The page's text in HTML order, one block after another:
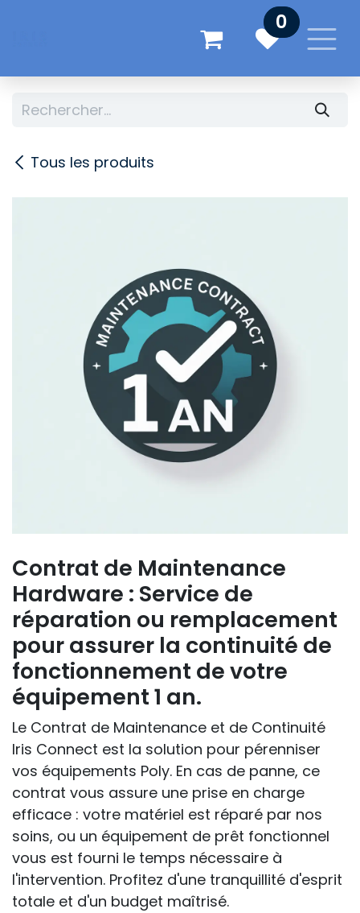
0
Tous les produits
Contrat de Maintenance
Hardware : Service de
réparation ou remplacement
pour assurer la continuité de
fonctionnement de votre
équipement 1 an.
Le Contrat de Maintenance et de Continuité
Iris Connect est la solution pour pérenniser
vos équipements Poly. En cas de panne, ce
contrat vous assure une prise en charge
efficace : votre matériel est réparé par nos
soins, ou un équipement de prêt fonctionnel
vous est fourni le temps nécessaire à
l'intervention. Profitez d'une tranquillité d'esprit
totale et d'un budget maîtrisé.